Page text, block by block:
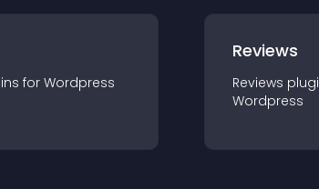
s for Wordpress
Reviews
Reviews
Wordpress